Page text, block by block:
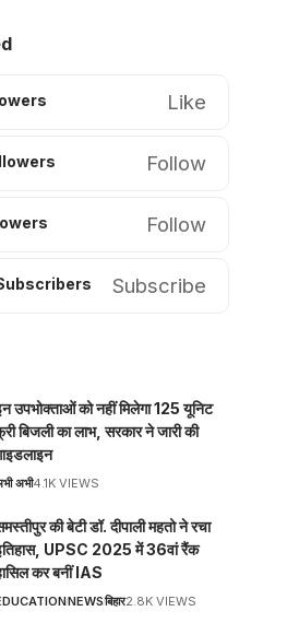
Like
Follow
Follow
Subscribe
उपभोक्ताओं को नहीं मिलेगा 125 यूनिट
बिजली का लाभ, सरकार ने जारी की
अभी4.1K VIEWS
की बेटी डॉ. दीपाली महतो ने रचा
UPSC 2025 में 36वां रैंक
कर बनीं IAS
NEWSबिहार2.8K VIEWS